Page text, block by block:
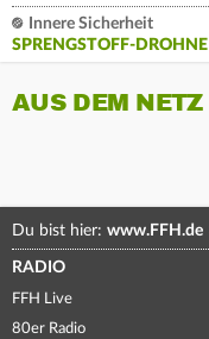
Innere Sicherheit
SPRENGSTOFF-
AUS DEM NETZ
Du bist hier: www.FFH.de
RADIO
FFH Live
80er Radio